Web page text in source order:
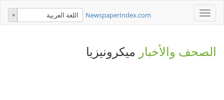
Toggle
navigation
NewspaperIndex.com اللغة العربية
الصحف والأخبار ميكرونيزيا